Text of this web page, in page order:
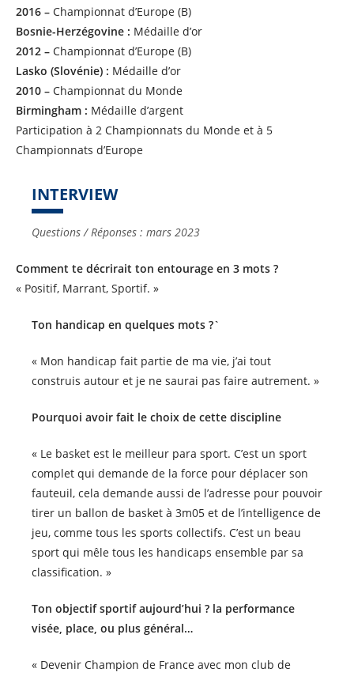
2016 – Championnat d’Europe (B)
Bosnie-Herzégovine : Médaille d’or
2012 – Championnat d’Europe (B)
Lasko (Slovénie) : Médaille d’or
2010 – Championnat du Monde
Birmingham : Médaille d’argent
Participation à 2 Championnats du Monde et à 5
Championnats d’Europe
INTERVIEW
Questions / Réponses : mars 2023
Comment te décrirait ton entourage en 3 mots ?
« Positif, Marrant, Sportif. »
Ton handicap en quelques mots ?`
« Mon handicap fait partie de ma vie, j’ai tout
construis autour et je ne saurai pas faire autrement. »
Pourquoi avoir fait le choix de cette discipline
« Le basket est le meilleur para sport. C’est un sport
complet qui demande de la force pour déplacer son
fauteuil, cela demande aussi de l’adresse pour pouvoir
tirer un ballon de basket à 3m05 et de l’intelligence de
jeu, comme tous les sports collectifs. C’est un beau
sport qui mêle tous les handicaps ensemble par sa
classification. »
Ton objectif sportif aujourd’hui ? la performance
visée, place, ou plus général…
« Devenir Champion de France avec mon club de